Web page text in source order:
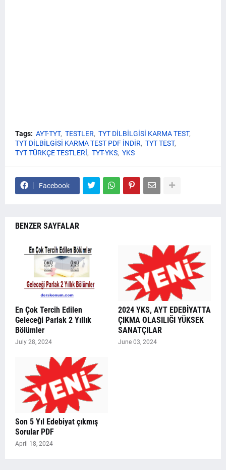
Tags: AYT-TYT TESTLER
TYT DİLBİLGİSİ KARMA TEST
TYT DİLBİLGİSİ KARMA TEST PDF İNDİR
TYT TEST
TYT TÜRKÇE TESTLERİ
TYT-YKS YKS
Facebook
BENZER SAYFALAR
En Çok Tercih Edilen
Geleceği Parlak 2 Yıllık
Bölümler
July 28, 2024
2024 YKS, AYT EDEBİYATTA
ÇIKMA OLASILIĞI YÜKSEK
SANATÇILAR
June 03, 2024
Son 5 Yıl Edebiyat çıkmış
Sorular PDF
April 18, 2024